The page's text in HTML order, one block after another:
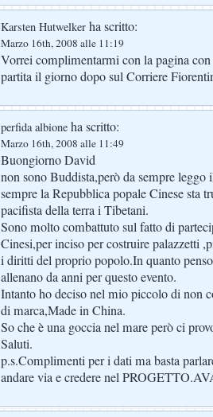
Karsten Hutwelker ha scritto:
Marzo 16th, 2008 alle 11:19
Vorrei complimentarmi con la pagina
partita il giorno dopo sul Corriere
perfida albione ha scritto:
Marzo 16th, 2008 alle 11:49
Buongiorno David
non sono Buddista,però da sempre
sempre la Repubblica popale Cinese sta
pacifista della terra i Tibetani.
Sono molto combattuto sul fatto di
Cinesi,per inciso per costruire palazzetti
i diritti del proprio popolo.In quanto
allenano da anni per questo evento.
Intanto ho deciso nel mio piccolo di non
di marca,Made in China.
So che è una goccia nel mare però ci
Saluti.
p.s.Complimenti per i dati ma basta
andare via e credere nel